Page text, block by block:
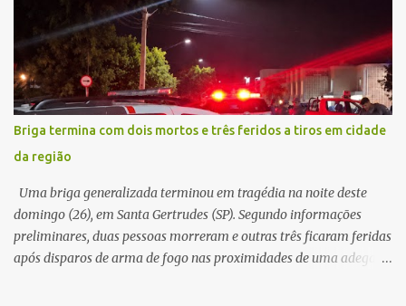
carro, certificou-se de que todas as portas estavam trancadas,
permaneceu com a chave de ignição e se ausentou do local por
cerca de dez minutos para buscar ajuda. Ao retornar, constatou
que o automóvel havia desaparecido. A vítima realizou buscas
pelas imediações, mas não conseguiu localizar o veículo.
Conforme o boletim, um menino de aproximadamente 10 anos
relatou ter visto a Spin passando pelo local fazendo um forte ruído,
característica compatível com o problema mecânico que o veículo
já apresentava antes do furto. O carro possui seguro e, segundo a
v...
Briga termina com dois mortos e três feridos a tiros em cidade
da região
Uma briga generalizada terminou em tragédia na noite deste
domingo (26), em Santa Gertrudes (SP). Segundo informações
preliminares, duas pessoas morreram e outras três ficaram feridas
após disparos de arma de fogo nas proximidades de uma adega. O